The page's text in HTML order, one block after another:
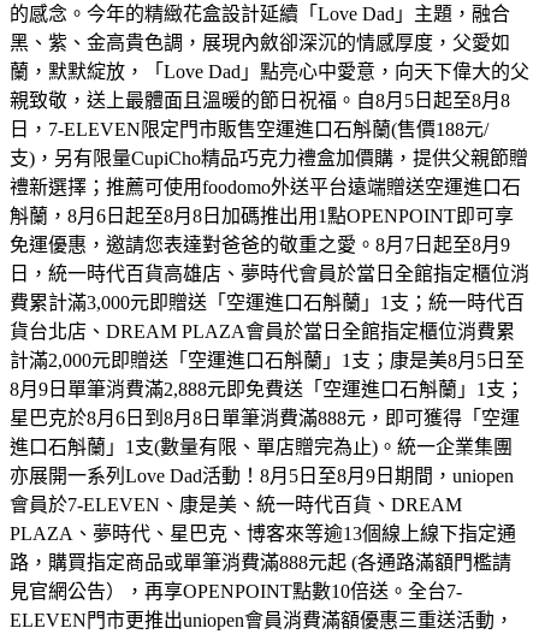
的感念。今年的精緻花盒設計延續「Love Dad」主題，融合
黑、紫、金高貴色調，展現內斂卻深沉的情感厚度，父愛如
蘭，默默綻放，「Love Dad」點亮心中愛意，向天下偉大的父
親致敬，送上最體面且溫暖的節日祝福。自8月5日起至8月8
日，7-ELEVEN限定門市販售空運進口石斛蘭(售價188元/
支)，另有限量CupiCho精品巧克力禮盒加價購，提供父親節贈
禮新選擇；推薦可使用foodomo外送平台遠端贈送空運進口石
斛蘭，8月6日起至8月8日加碼推出用1點OPENPOINT即可享
免運優惠，邀請您表達對爸爸的敬重之愛。8月7日起至8月9
日，統一時代百貨高雄店、夢時代會員於當日全館指定櫃位消
費累計滿3,000元即贈送「空運進口石斛蘭」1支；統一時代百
貨台北店、DREAM PLAZA會員於當日全館指定櫃位消費累
計滿2,000元即贈送「空運進口石斛蘭」1支；康是美8月5日至
8月9日單筆消費滿2,888元即免費送「空運進口石斛蘭」1支；
星巴克於8月6日到8月8日單筆消費滿888元，即可獲得「空運
進口石斛蘭」1支(數量有限、單店贈完為止)。統一企業集團
亦展開一系列Love Dad活動！8月5日至8月9日期間，uniopen
會員於7-ELEVEN、康是美、統一時代百貨、DREAM
PLAZA、夢時代、星巴克、博客來等逾13個線上線下指定通
路，購買指定商品或單筆消費滿888元起 (各通路滿額門檻請
見官網公告），再享OPENPOINT點數10倍送。全台7-
ELEVEN門市更推出uniopen會員消費滿額優惠三重送活動，